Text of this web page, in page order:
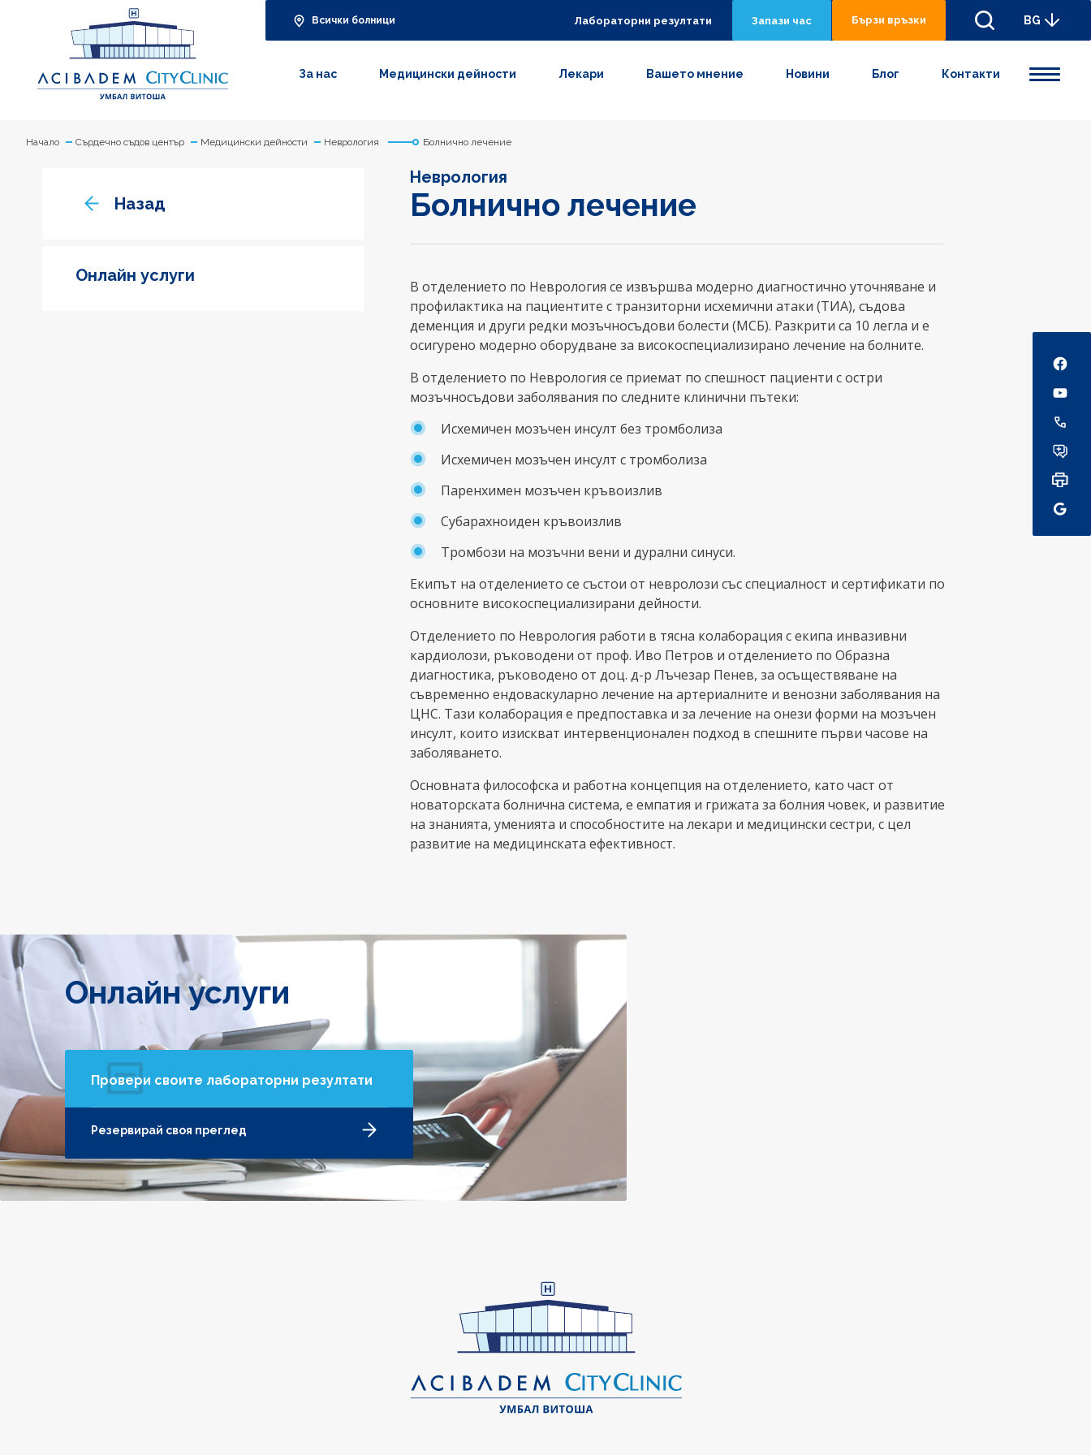
Всички болници Лабораторни резултати Запази час Бързи връзки BG
За нас Медицински дейности Лекари Вашето мнение Новини Блог Контакти
Начало Сърдечно съдов център Медицински дейности Неврология Болнично лечение
Назад
Онлайн услуги
Неврология
Болнично лечение
В отделението по Неврология се извършва модерно диагностично уточняване и
профилактика на пациентите с транзиторни исхемични атаки (ТИА), съдова
деменция и други редки мозъчносъдови болести (МСБ). Разкрити са 10 легла и е
осигурено модерно оборудване за високоспециализирано лечение на болните.
В отделението по Неврология се приемат по спешност пациенти с остри
мозъчносъдови заболявания по следните клинични пътеки:
Исхемичен мозъчен инсулт без тромболиза
Исхемичен мозъчен инсулт с тромболиза
Паренхимен мозъчен кръвоизлив
Субарахноиден кръвоизлив
Тромбози на мозъчни вени и дурални синуси.
Екипът на отделението се състои от невролози със специалност и сертификати по
основните високоспециализирани дейности.
Отделението по Неврология работи в тясна колаборация с екипа инвазивни
кардиолози, ръководени от проф. Иво Петров и отделението по Образна
диагностика, ръководено от доц. д-р Лъчезар Пенев, за осъществяване на
съвременно ендоваскуларно лечение на артериалните и венозни заболявания на
ЦНС. Тази колаборация е предпоставка и за лечение на онези форми на мозъчен
инсулт, които изискват интервенционален подход в спешните първи часове на
заболяването.
Oсновната философска и работна концепция на отделението, като част от
новаторската болнична система, е емпатия и грижата за болния човек, и развитие
на знанията, уменията и способностите на лекари и медицински сестри, с цел
развитие на медицинската ефективност.
Онлайн услуги
Провери своите лабораторни резултати
Резервирай своя преглед